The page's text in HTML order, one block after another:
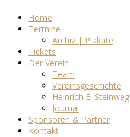
Home
Termine
Archiv | Plakate
Tickets
Der Verein
Team
Vereinsgeschichte
Heinrich E. Steinweg
Journal
Sponsoren & Partner
Kontakt